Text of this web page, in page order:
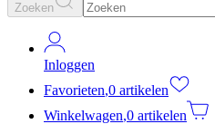
Zoeken
Inloggen
Favorieten,0 artikelen
Winkelwagen,0 artikelen